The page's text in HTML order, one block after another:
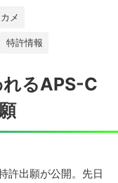
メ
特許情報
れるAPS-C
許出願が公開。先日